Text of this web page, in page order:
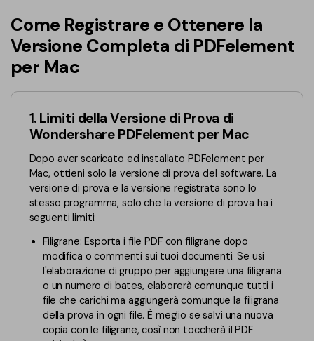
Online Gratis
PDF in Word
Comprimere PDF
Unire PDF
Altri Strumenti Online
Modifica PDF
Ritaglia PDF
Modulo PDF
Firma PDF
Batch PDF
Firma digitale certificata
Smart Redact PDF
PDF OCR
Extrai dati PDF
Password PDF
Esegui OCR su PDF
APP PDF
Firma su PDF
Comprimere PDF
Tutti Gli Argomenti
Soluzioni PDF per
Educazione
Servizio IT
Sanità
Finanza
Come Registrare e Ottenere la
Versione Completa di PDFelement
per Mac
1. Limiti della Versione di Prova di
Wondershare PDFelement per Mac
Dopo aver scaricato ed installato PDFelement per
Mac, ottieni solo la versione di prova del software. La
versione di prova e la versione registrata sono lo
stesso programma, solo che la versione di prova ha i
seguenti limiti:
Filigrane: Esporta i file PDF con filigrane dopo
modifica o commenti sui tuoi documenti. Se usi
l'elaborazione di gruppo per aggiungere una filigrana
o un numero di bates, elaborerà comunque tutti i
file che carichi ma aggiungerà comunque la filigrana
della prova in ogni file. È meglio se salvi una nuova
copia con le filigrane, così non toccherà il PDF